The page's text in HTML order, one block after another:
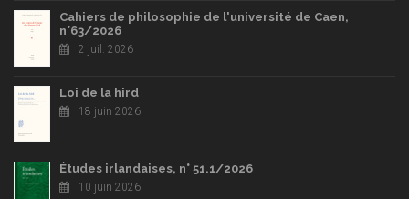
Cahiers de philosophie de l'université de Caen,
n°63/2026
2 juil. 2026
Loi de la hird
18 juin 2026
Études irlandaises, n° 51.1/2026
10 juin 2026